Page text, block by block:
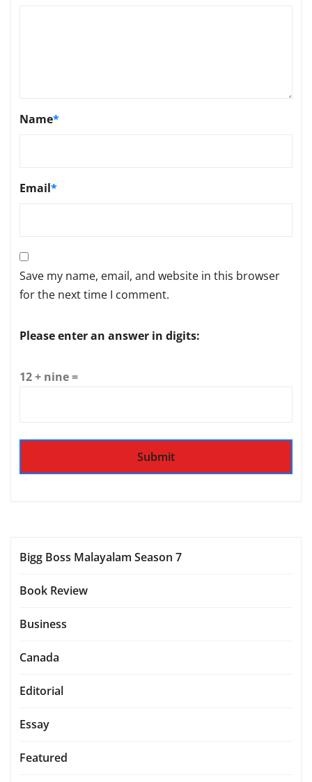
Name*
Email*
Save my name, email, and website in this browser
for the next time I comment.
Please enter an answer in digits:
12 + nine =
Bigg Boss Malayalam Season 7
Book Review
Business
Canada
Editorial
Essay
Featured